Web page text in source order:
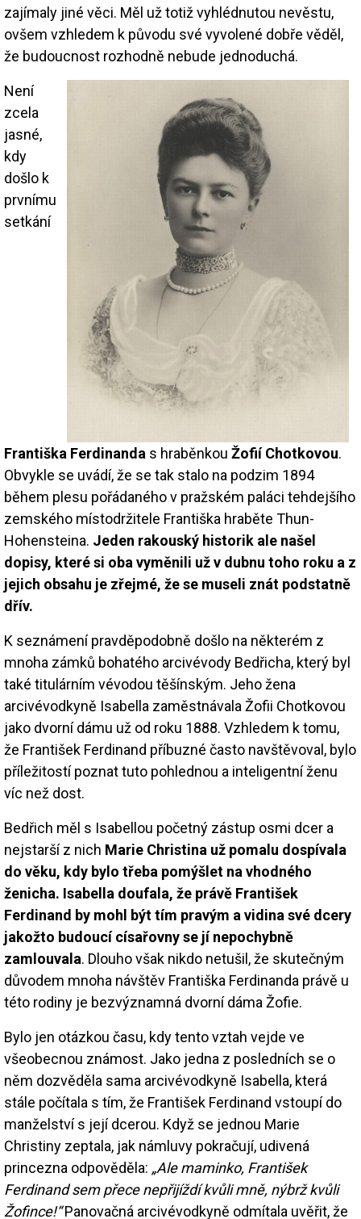
zajímaly jiné věci. Měl už totiž vyhlédnutou nevěstu,
ovšem vzhledem k původu své vyvolené dobře věděl,
že budoucnost rozhodně nebude jednoduchá.
Není
zcela
jasné,
kdy
došlo k
prvnímu
setkání
Františka Ferdinanda s hraběnkou Žofií Chotkovou.
Obvykle se uvádí, že se tak stalo na podzim 1894
během plesu pořádaného v pražském paláci tehdejšího
zemského místodržitele Františka hraběte Thun-
Hohensteina. Jeden rakouský historik ale našel
dopisy, které si oba vyměnili už v dubnu toho roku a z
jejich obsahu je zřejmé, že se museli znát podstatně
dřív.
K seznámení pravděpodobně došlo na některém z
mnoha zámků bohatého arcivévody Bedřicha, který byl
také titulárním vévodou těšínským. Jeho žena
arcivévodkyně Isabella zaměstnávala Žofii Chotkovou
jako dvorní dámu už od roku 1888. Vzhledem k tomu,
že František Ferdinand příbuzné často navštěvoval, bylo
příležitostí poznat tuto pohlednou a inteligentní ženu
víc než dost.
Bedřich měl s Isabellou početný zástup osmi dcer a
nejstarší z nich Marie Christina už pomalu dospívala
do věku, kdy bylo třeba pomýšlet na vhodného
ženicha. Isabella doufala, že právě František
Ferdinand by mohl být tím pravým a vidina své dcery
jakožto budoucí císařovny se jí nepochybně
zamlouvala. Dlouho však nikdo netušil, že skutečným
důvodem mnoha návštěv Františka Ferdinanda právě u
této rodiny je bezvýznamná dvorní dáma Žofie.
Bylo jen otázkou času, kdy tento vztah vejde ve
všeobecnou známost. Jako jedna z posledních se o
něm dozvěděla sama arcivévodkyně Isabella, která
stále počítala s tím, že František Ferdinand vstoupí do
manželství s její dcerou. Když se jednou Marie
Christiny zeptala, jak námluvy pokračují, udivená
princezna odpověděla: „Ale maminko, František
Ferdinand sem přece nepřijíždí kvůli mně, nýbrž kvůli
Žofince!“Panovačná arcivévodkyně odmítala uvěřit, že